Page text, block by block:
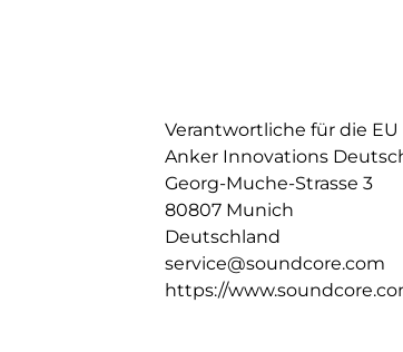
Die Liberty 4 Pro Earbuds mit
Vorgängermodelle mit einem
Einmal laden reicht für 10 Std.
Mit einem Algorithmus zur
kabellosen Noise Cancelling
werden Windgeräuschen für
Verantwortliche für die EU
Anker Innovations
Georg-Muche-Strasse 3
80807 Munich
Deutschland
service@soundcore.com
https://